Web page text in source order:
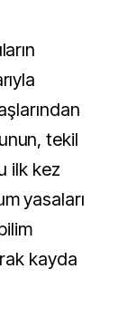
tekil
ilk kez
yasaları
kayda